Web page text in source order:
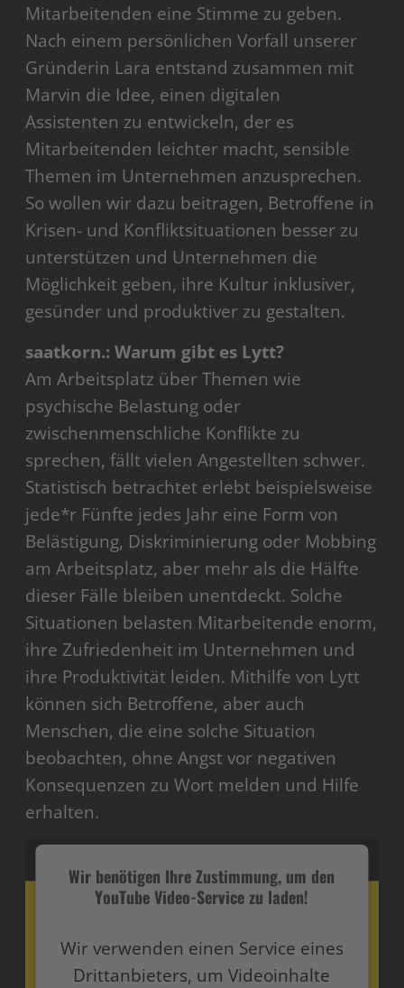
Mitarbeitenden eine Stimme zu geben.
Nach einem persönlichen Vorfall unserer
Gründerin Lara entstand zusammen mit
Marvin die Idee, einen digitalen
Assistenten zu entwickeln, der es
Mitarbeitenden leichter macht, sensible
Themen im Unternehmen anzusprechen.
So wollen wir dazu beitragen, Betroffene in
Krisen- und Konfliktsituationen besser zu
unterstützen und Unternehmen die
Möglichkeit geben, ihre Kultur inklusiver,
gesünder und produktiver zu gestalten.
saatkorn.: Warum gibt es Lytt?
Am Arbeitsplatz über Themen wie
psychische Belastung oder
zwischenmenschliche Konflikte zu
sprechen, fällt vielen Angestellten schwer.
Statistisch betrachtet erlebt beispielsweise
jede*r Fünfte jedes Jahr eine Form von
Belästigung, Diskriminierung oder Mobbing
am Arbeitsplatz, aber mehr als die Hälfte
dieser Fälle bleiben unentdeckt. Solche
Situationen belasten Mitarbeitende enorm,
ihre Zufriedenheit im Unternehmen und
ihre Produktivität leiden. Mithilfe von Lytt
können sich Betroffene, aber auch
Menschen, die eine solche Situation
beobachten, ohne Angst vor negativen
Konsequenzen zu Wort melden und Hilfe
erhalten.
Wir benötigen Ihre Zustimmung, um den
YouTube Video-Service zu laden!
Wir verwenden einen Service eines
Drittanbieters, um Videoinhalte